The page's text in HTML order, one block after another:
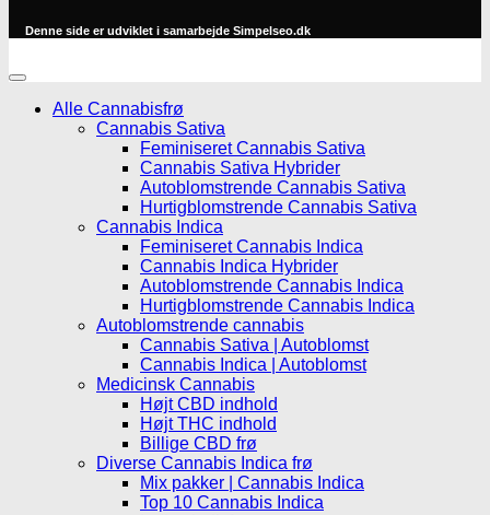
Denne side er udviklet i samarbejde Simpelseo.dk
Alle Cannabisfrø
Cannabis Sativa
Feminiseret Cannabis Sativa
Cannabis Sativa Hybrider
Autoblomstrende Cannabis Sativa
Hurtigblomstrende Cannabis Sativa
Cannabis Indica
Feminiseret Cannabis Indica
Cannabis Indica Hybrider
Autoblomstrende Cannabis Indica
Hurtigblomstrende Cannabis Indica
Autoblomstrende cannabis
Cannabis Sativa | Autoblomst
Cannabis Indica | Autoblomst
Medicinsk Cannabis
Højt CBD indhold
Højt THC indhold
Billige CBD frø
Diverse Cannabis Indica frø
Mix pakker | Cannabis Indica
Top 10 Cannabis Indica